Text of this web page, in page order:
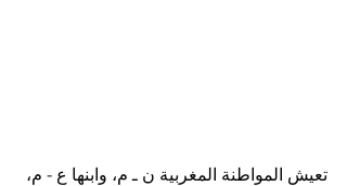
تعيش المواطنة المغربية ن ـ م، وابنها ع - م،